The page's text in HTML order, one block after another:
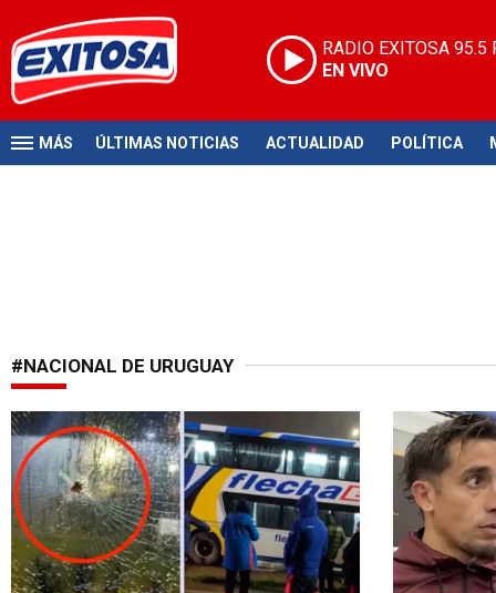
RADIO EXITOSA 95.5
EN VIVO
MÁS ÚLTIMAS NOTICIAS ACTUALIDAD POLÍTICA
#NACIONAL DE URUGUAY
Fútbol manchado Se queda